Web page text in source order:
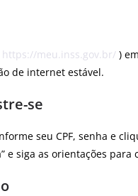
https://meu.inss.gov.br/ )
de internet estável.
se
seu CPF, senha e
e siga as orientações para